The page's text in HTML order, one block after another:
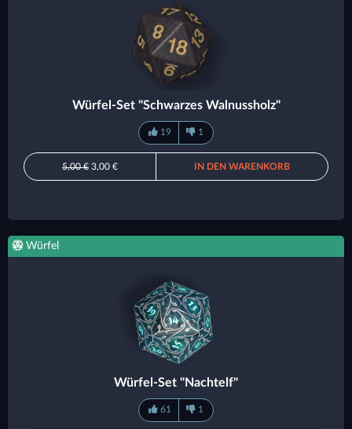
Würfel-Set "Schwarzes Walnussholz"
19 1
5,00 € 3,00 € IN DEN WARENKORB
Würfel
Würfel-Set "Nachtelf"
61 1